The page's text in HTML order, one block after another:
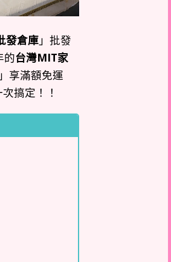
發倉庫」批發
的台灣MIT家
」享滿額免運
搞定！！